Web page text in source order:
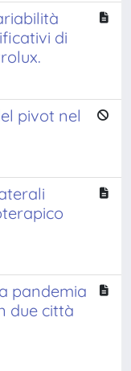
di
pivot nel
pandemia
due città